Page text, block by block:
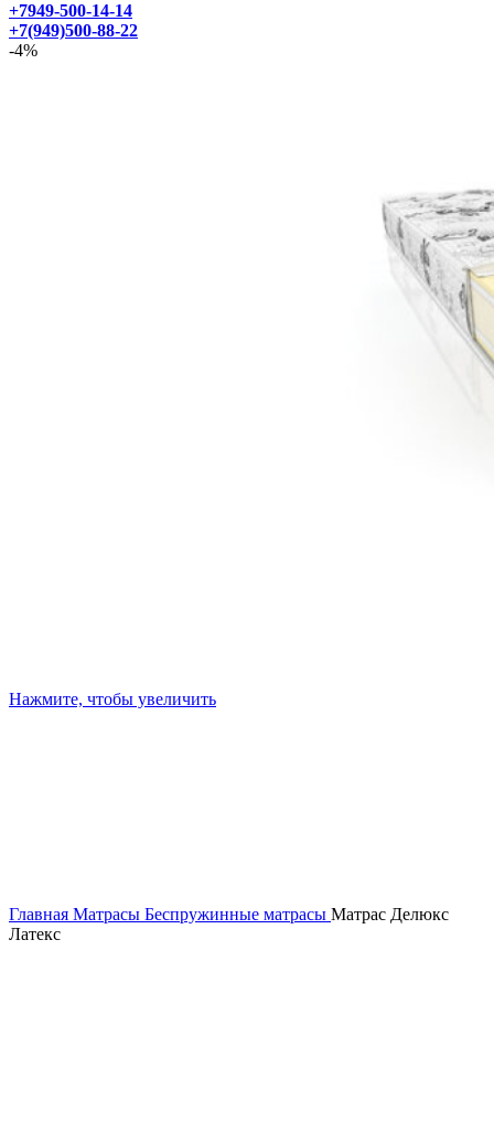
+7949-500-14-14
+7(949)500-88-22
-4%
Нажмите, чтобы увеличить
Главная Матрасы Беспружинные матрасы Матрас Делюкс
Латекс